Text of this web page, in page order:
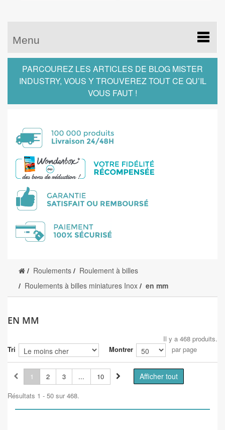
Menu
PARCOUREZ LES ARTICLES DE BLOG MISTER
INDUSTRY, VOUS Y TROUVEREZ TOUT CE QU’IL
VOUS FAUT !
Roulements
Roulement à billes
Roulements à billes miniatures Inox
en mm
EN MM
Il y a 468 produits.
Tri
Montrer par page
Afficher tout
1 2 3 ...
10
Résultats 1 - 50 sur 468.